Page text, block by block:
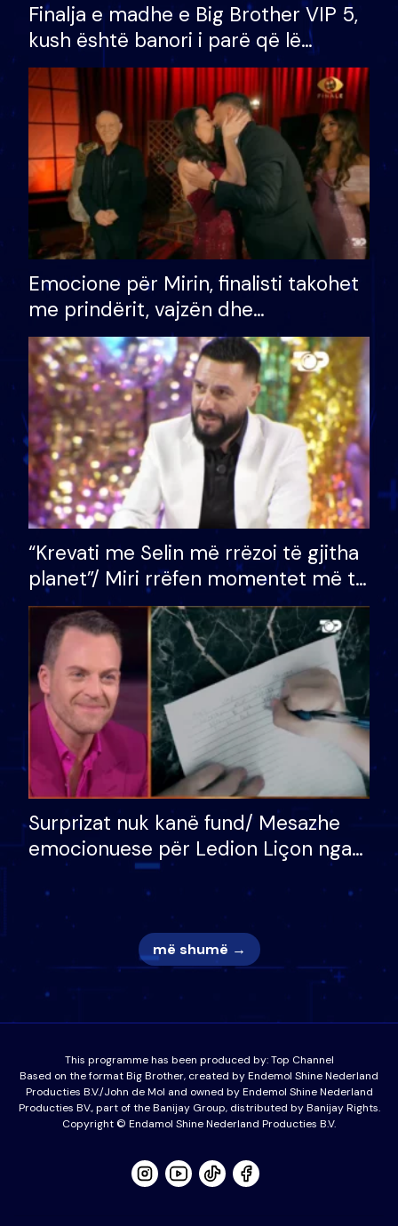
Finalja e madhe e Big Brother VIP 5,
kush është banori i parë që lë
shtëpinë dhe humb mundësinë për
të fituar çmimin e madh
Emocione për Mirin, finalisti takohet
me prindërit, vajzën dhe
bashkëshorten: S’kemi ndonjë letër
divorci apo jo?
“Krevati me Selin më rrëzoi të gjitha
planet”/ Miri rrëfen momentet më të
bukura në shtëpinë e BB VIP: Do më
mungojë zilja e mëngjesit kur…
Surprizat nuk kanë fund/ Mesazhe
emocionuese për Ledion Liçon nga
nëna dhe fëmijët e tij, moderatori
nuk i mban dot lotët: Nuk meritoj…
më shumë →
This programme has been produced by:Top Channel
Based on the format Big Brother, created by Endemol Shine Nederland
Producties B.V./John de Mol and owned by Endemol Shine Nederland
Producties BV., part of the Banijay Group, distributed by Banijay Rights.
Copyright © Endamol Shine Nederland Producties B.V.